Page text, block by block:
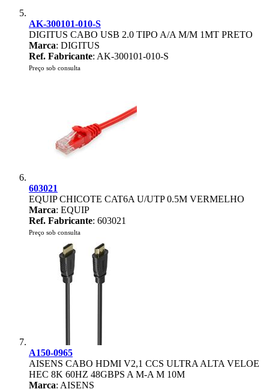
AK-300101-010-S
DIGITUS CABO USB 2.0 TIPO A/A M/M 1MT PRETO
Marca: DIGITUS
Ref. Fabricante: AK-300101-010-S
Preço sob consulta
603021
EQUIP CHICOTE CAT6A U/UTP 0.5M VERMELHO
Marca: EQUIP
Ref. Fabricante: 603021
Preço sob consulta
A150-0965
AISENS CABO HDMI V2,1 CCS ULTRA ALTA VELOE
HEC 8K 60HZ 48GBPS A M-A M 10M
Marca: AISENS